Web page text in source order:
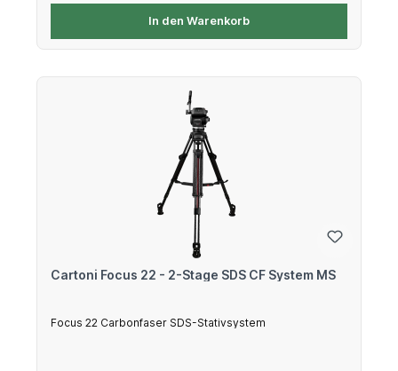
In den Warenkorb
Cartoni Focus 22 - 2-Stage SDS CF System MS
Focus 22 Carbonfaser SDS-Stativsystem